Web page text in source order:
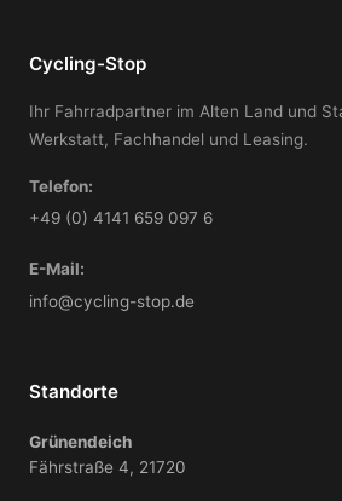
Cycling-Stop
Ihr Fahrradpartner im Alten Land und
Werkstatt, Fachhandel und Leasing.
Telefon:
+49 (0) 4141 659 097 6
E-Mail:
info@cycling-stop.de
Standorte
Grünendeich
Fährstraße 4, 21720